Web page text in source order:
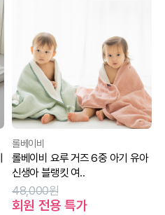
롤베이비
롤베이비 요루 거즈 6중 아기 유아
신생아 블랭킷 여..
48,000원
회원 전용 특가